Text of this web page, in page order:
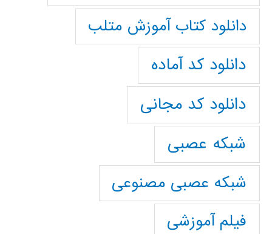
دانلود کتاب آموزش متلب
دانلود کد آماده
دانلود کد مجانی
شبکه عصبی
شبکه عصبی مصنوعی
فیلم آموزشی